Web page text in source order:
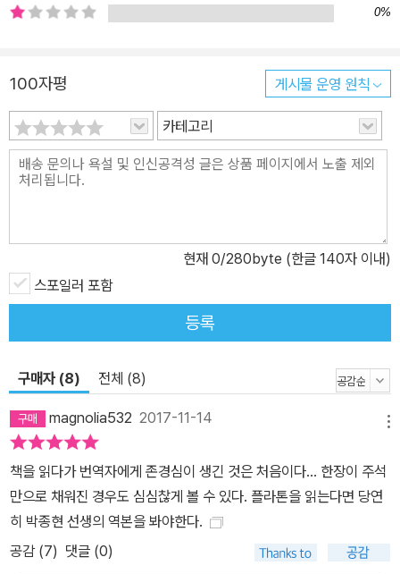
0%
100자평 게시물 운영 원칙
카테고리
현재 0/280byte (한글 140자 이내)
스포일러 포함
등록
구매자 (8) 전체 (8)
magnolia532 2017-11-14
책을 읽다가 번역자에게 존경심이 생긴 것은 처음이다... 한장이 주석
만으로 채워진 경우도 심심찮게 볼 수 있다. 플라톤을 읽는다면 당연
히 박종현 선생의 역본을 봐야한다.
공감 (7) 댓글 (0)